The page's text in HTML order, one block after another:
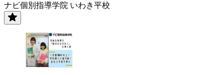
ナビ個別指導学院 いわき平校